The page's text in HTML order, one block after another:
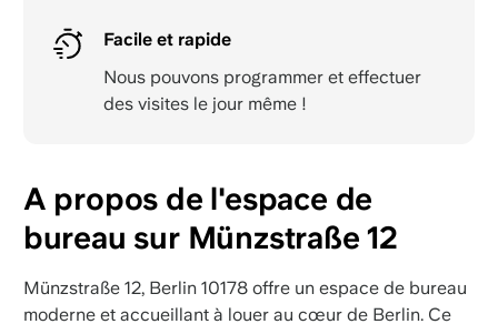
Facile et rapide
Nous pouvons programmer et effectuer
des visites le jour même !
A propos de l'espace de
bureau sur Münzstraße 12
Münzstraße 12, Berlin 10178 offre un espace de bureau
moderne et accueillant à louer au cœur de Berlin. Ce